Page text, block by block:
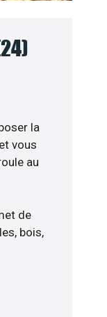
la
vous
au
de
bois,